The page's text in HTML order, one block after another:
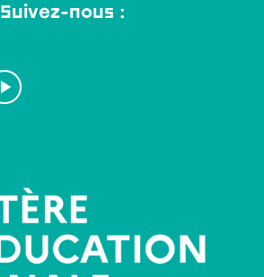
Suivez-nous :